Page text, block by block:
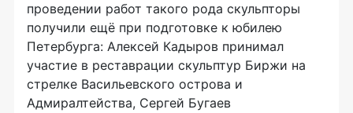
проведении работ такого рода скульпторы
получили ещё при подготовке к юбилею
Петербурга: Алексей Кадыров принимал
участие в реставрации скульптур Биржи на
стрелке Васильевского острова и
Адмиралтейства, Сергей Бугаев